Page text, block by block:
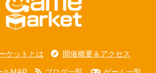
ケットとは 開催概要＆アクセス